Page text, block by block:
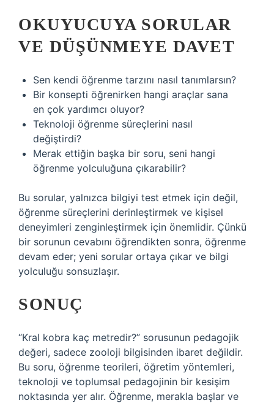
OKUYUCUYA SORULAR
VE DÜŞÜNMEYE DAVET
Sen kendi öğrenme tarzını nasıl tanımlarsın?
Bir konsepti öğrenirken hangi araçlar sana
en çok yardımcı oluyor?
Teknoloji öğrenme süreçlerini nasıl
değiştirdi?
Merak ettiğin başka bir soru, seni hangi
öğrenme yolculuğuna çıkarabilir?
Bu sorular, yalnızca bilgiyi test etmek için değil,
öğrenme süreçlerini derinleştirmek ve kişisel
deneyimleri zenginleştirmek için önemlidir. Çünkü
bir sorunun cevabını öğrendikten sonra, öğrenme
devam eder; yeni sorular ortaya çıkar ve bilgi
yolculuğu sonsuzlaşır.
SONUÇ
“Kral kobra kaç metredir?” sorusunun pedagojik
değeri, sadece zooloji bilgisinden ibaret değildir.
Bu soru, öğrenme teorileri, öğretim yöntemleri,
teknoloji ve toplumsal pedagojinin bir kesişim
noktasında yer alır. Öğrenme, merakla başlar ve